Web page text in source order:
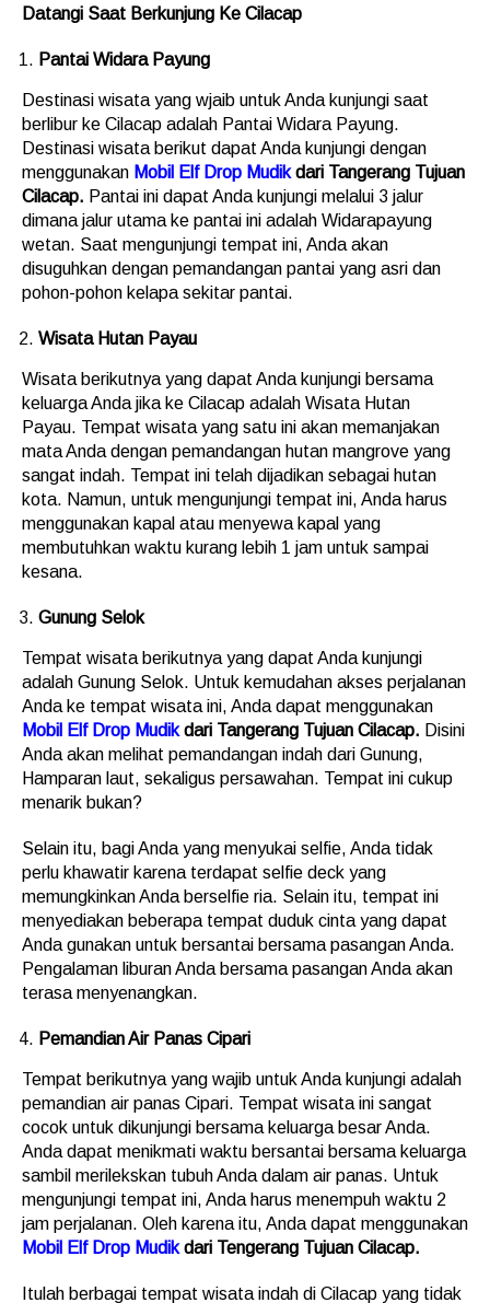
Datangi Saat Berkunjung Ke Cilacap
Pantai Widara Payung
Destinasi wisata yang wjaib untuk Anda kunjungi saat
berlibur ke Cilacap adalah Pantai Widara Payung.
Destinasi wisata berikut dapat Anda kunjungi dengan
menggunakan Mobil Elf Drop Mudikdari Tangerang Tujuan
Cilacap. Pantai ini dapat Anda kunjungi melalui 3 jalur
dimana jalur utama ke pantai ini adalah Widarapayung
wetan. Saat mengunjungi tempat ini, Anda akan
disuguhkan dengan pemandangan pantai yang asri dan
pohon-pohon kelapa sekitar pantai.
Wisata Hutan Payau
Wisata berikutnya yang dapat Anda kunjungi bersama
keluarga Anda jika ke Cilacap adalah Wisata Hutan
Payau. Tempat wisata yang satu ini akan memanjakan
mata Anda dengan pemandangan hutan mangrove yang
sangat indah. Tempat ini telah dijadikan sebagai hutan
kota. Namun, untuk mengunjungi tempat ini, Anda harus
menggunakan kapal atau menyewa kapal yang
membutuhkan waktu kurang lebih 1 jam untuk sampai
kesana.
Gunung Selok
Tempat wisata berikutnya yang dapat Anda kunjungi
adalah Gunung Selok. Untuk kemudahan akses perjalanan
Anda ke tempat wisata ini, Anda dapat menggunakan
Mobil Elf Drop Mudikdari Tangerang Tujuan Cilacap. Disini
Anda akan melihat pemandangan indah dari Gunung,
Hamparan laut, sekaligus persawahan. Tempat ini cukup
menarik bukan?
Selain itu, bagi Anda yang menyukai selfie, Anda tidak
perlu khawatir karena terdapat selfie deck yang
memungkinkan Anda berselfie ria. Selain itu, tempat ini
menyediakan beberapa tempat duduk cinta yang dapat
Anda gunakan untuk bersantai bersama pasangan Anda.
Pengalaman liburan Anda bersama pasangan Anda akan
terasa menyenangkan.
Pemandian Air Panas Cipari
Tempat berikutnya yang wajib untuk Anda kunjungi adalah
pemandian air panas Cipari. Tempat wisata ini sangat
cocok untuk dikunjungi bersama keluarga besar Anda.
Anda dapat menikmati waktu bersantai bersama keluarga
sambil merilekskan tubuh Anda dalam air panas. Untuk
mengunjungi tempat ini, Anda harus menempuh waktu 2
jam perjalanan. Oleh karena itu, Anda dapat menggunakan
Mobil Elf Drop Mudikdari Tengerang Tujuan Cilacap.
Itulah berbagai tempat wisata indah di Cilacap yang tidak